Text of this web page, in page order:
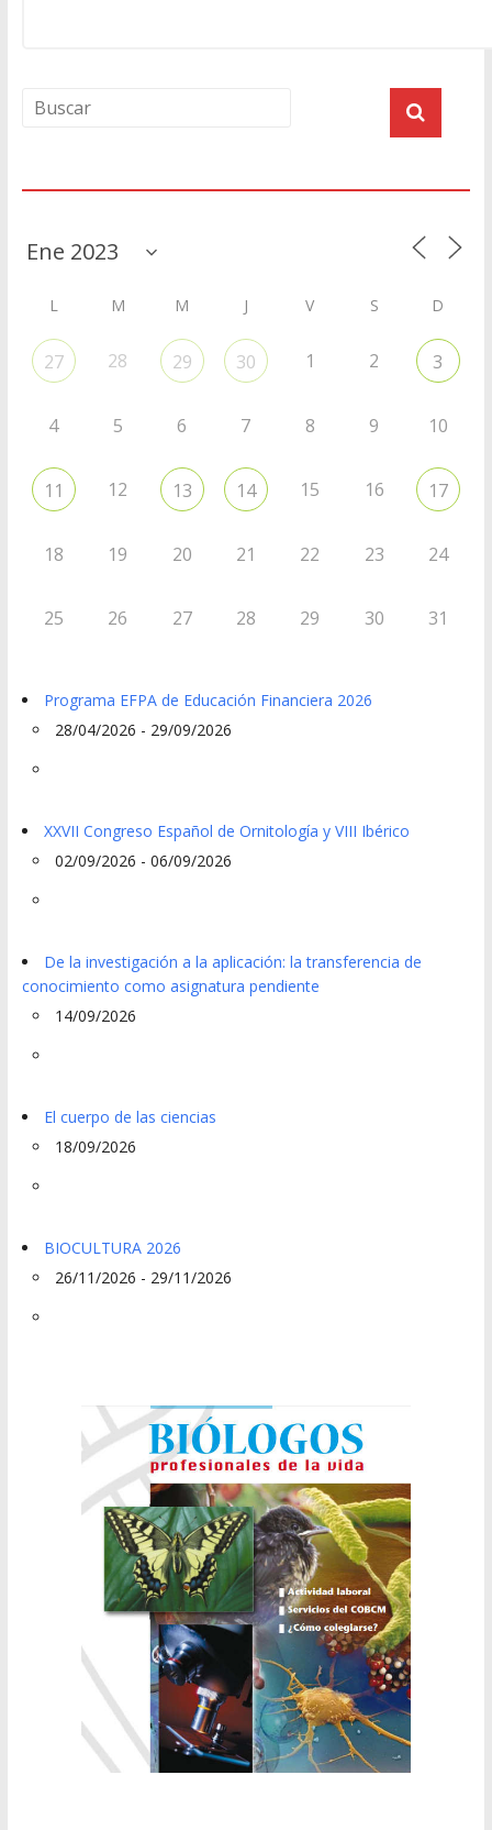
L M M J V S D
27 28 29 30 1 2 3
4 5 6 7 8 9 10
11 12 13 14 15 16 17
18 19 20 21 22 23 24
25 26 27 28 29 30 31
Programa EFPA de Educación Financiera 2026
28/04/2026 - 29/09/2026
XXVII Congreso Español de Ornitología y VIII Ibérico
02/09/2026 - 06/09/2026
De la investigación a la aplicación: la transferencia de
conocimiento como asignatura pendiente
14/09/2026
El cuerpo de las ciencias
18/09/2026
BIOCULTURA 2026
26/11/2026 - 29/11/2026